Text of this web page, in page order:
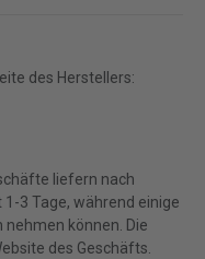
des Herstellers:
liefern nach
3 Tage, während einige
nehmen können. Die
des Geschäfts.